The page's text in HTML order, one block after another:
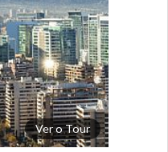
Ver o Tour